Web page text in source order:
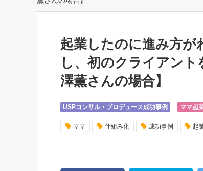
起業したのに進み方が
し、初のクライアン
澤薫さんの場合】
USPコンサル・プロデュース成功事例 ママ起
ママ 仕組み化 成功事例 起